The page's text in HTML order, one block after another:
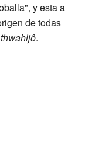
y esta a
de todas
thwahljô.